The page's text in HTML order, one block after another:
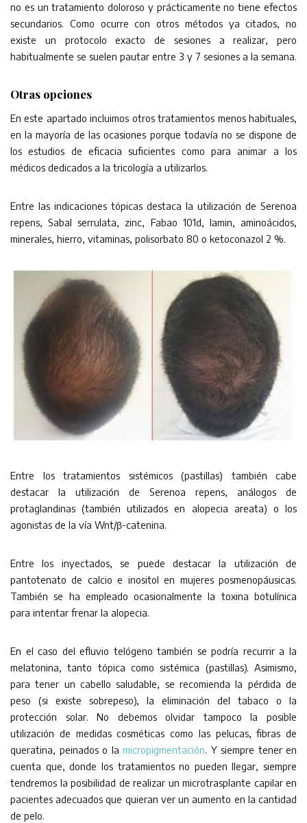
no es un tratamiento doloroso y prácticamente no tiene efectos
secundarios. Como ocurre con otros métodos ya citados, no
existe un protocolo exacto de sesiones a realizar, pero
habitualmente se suelen pautar entre 3 y 7 sesiones a la semana.
Otras opciones
En este apartado incluimos otros tratamientos menos habituales,
en la mayoría de las ocasiones porque todavía no se dispone de
los estudios de eficacia suficientes como para animar a los
médicos dedicados a la tricología a utilizarlos.
Entre las indicaciones tópicas destaca la utilización de Serenoa
repens, Sabal serrulata, zinc, Fabao 101d, lamin, aminoácidos,
minerales, hierro, vitaminas, polisorbato 80 o ketoconazol 2 %.
Entre los tratamientos sistémicos (pastillas) también cabe
destacar la utilización de Serenoa repens, análogos de
protaglandinas (también utilizados en alopecia areata) o los
agonistas de la vía Wnt/β-catenina.
Entre los inyectados, se puede destacar la utilización de
pantotenato de calcio e inositol en mujeres posmenopáusicas.
También se ha empleado ocasionalmente la toxina botulínica
para intentar frenar la alopecia.
En el caso del efluvio telógeno también se podría recurrir a la
melatonina, tanto tópica como sistémica (pastillas). Asimismo,
para tener un cabello saludable, se recomienda la pérdida de
peso (si existe sobrepeso), la eliminación del tabaco o la
protección solar. No debemos olvidar tampoco la posible
utilización de medidas cosméticas como las pelucas, fibras de
queratina, peinados o la micropigmentación. Y siempre tener en
cuenta que, donde los tratamientos no pueden llegar, siempre
tendremos la posibilidad de realizar un microtrasplante capilar en
pacientes adecuados que quieran ver un aumento en la cantidad
de pelo.